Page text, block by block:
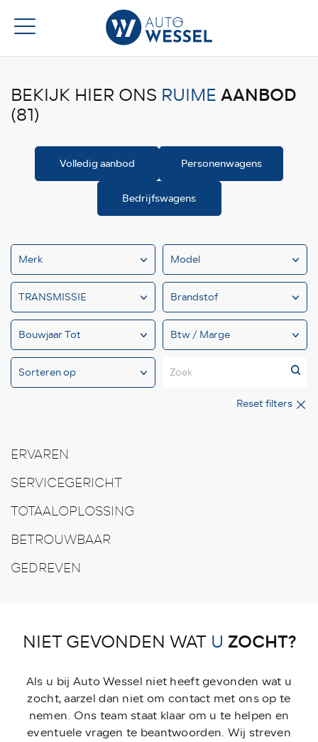
BEKIJK HIER ONS RUIMEAANBOD
(81)
Volledig aanbod Personenwagens
Bedrijfswagens
Zoek
Reset filters
ERVAREN
SERVICEGERICHT
TOTAALOPLOSSING
BETROUWBAAR
GEDREVEN
NIET GEVONDEN WAT U ZOCHT?
Als u bij Auto Wessel niet heeft gevonden wat u
zocht, aarzel dan niet om contact met ons op te
nemen. Ons team staat klaar om u te helpen en
eventuele vragen te beantwoorden. Wij streven